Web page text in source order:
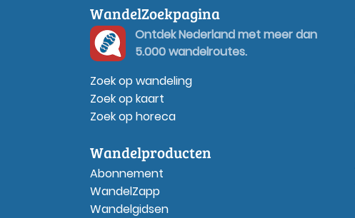
WandelZoekpagina
Ontdek Nederland met meer dan
5.000 wandelroutes.
Zoek op wandeling
Zoek op kaart
Zoek op horeca
Wandelproducten
Abonnement
WandelZapp
Wandelgidsen